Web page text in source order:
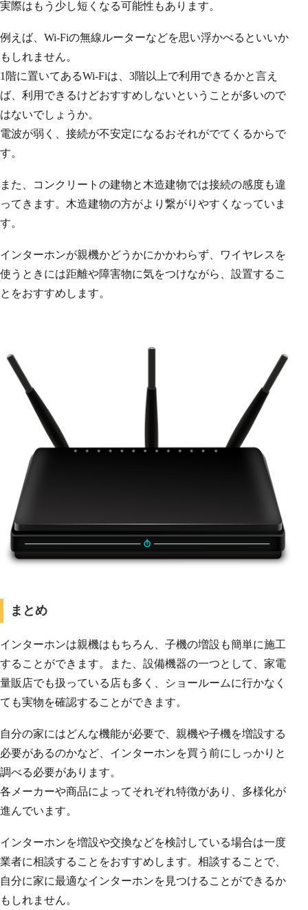
実際はもう少し短くなる可能性もあります。
例えば、Wi-Fiの無線ルーターなどを思い浮かべるといいか
もしれません。
1階に置いてあるWi-Fiは、3階以上で利用できるかと言え
ば、利用できるけどおすすめしないということが多いので
はないでしょうか。
電波が弱く、接続が不安定になるおそれがでてくるからで
す。
また、コンクリートの建物と木造建物では接続の感度も違
ってきます。木造建物の方がより繋がりやすくなっていま
す。
インターホンが親機かどうかにかかわらず、ワイヤレスを
使うときには距離や障害物に気をつけながら、設置するこ
とをおすすめします。
まとめ
インターホンは親機はもちろん、子機の増設も簡単に施工
することができます。また、設備機器の一つとして、家電
量販店でも扱っている店も多く、ショールームに行かなく
ても実物を確認することができます。
自分の家にはどんな機能が必要で、親機や子機を増設する
必要があるのかなど、インターホンを買う前にしっかりと
調べる必要があります。
各メーカーや商品によってそれぞれ特徴があり、多様化が
進んでいます。
インターホンを増設や交換などを検討している場合は一度
業者に相談することをおすすめします。相談することで、
自分に家に最適なインターホンを見つけることができるか
もしれません。